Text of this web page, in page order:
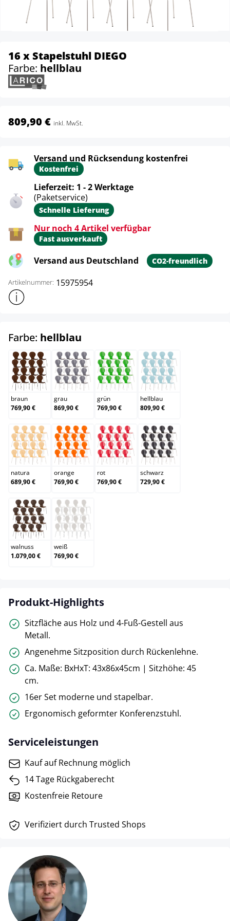
16 x Stapelstuhl DIEGO
Farbe: hellblau
809,90 € inkl. MwSt.
Versand und Rücksendung kostenfrei
Kostenfrei
Lieferzeit: 1 - 2 Werktage
(Paketservice)
Schnelle Lieferung
Nur noch 4 Artikel verfügbar
Fast ausverkauft
Versand aus Deutschland CO2-freundlich
Artikelnummer: 15975954
Weitere Produktinformationen anzeigen
Farbe: hellblau
braun
braun
769,90 €
grau
grau
869,90 €
grün
grün
769,90 €
hellblau
hellblau
809,90 €
natura
natura
689,90 €
orange
orange
769,90 €
rot
rot
769,90 €
schwarz
schwarz
729,90 €
walnuss
walnuss
1.079,00 €
weiß
weiß
769,90 €
Produkt-Highlights
Sitzfläche aus Holz und 4-Fuß-Gestell aus
Metall.
Angenehme Sitzposition durch Rückenlehne.
Ca. Maße: BxHxT: 43x86x45cm | Sitzhöhe: 45
cm.
16er Set moderne und stapelbar.
Ergonomisch geformter Konferenzstuhl.
Serviceleistungen
Kauf auf Rechnung möglich
14 Tage Rückgaberecht
Kostenfreie Retoure
Verifiziert durch Trusted Shops